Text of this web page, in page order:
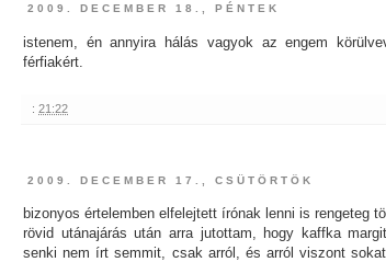
2009. DECEMBER 18., PÉNTEK
istenem, én annyira hálás vagyok az engem
férfiakért.
: 21:22
2009. DECEMBER 17., CSÜTÖRTÖK
bizonyos értelemben elfelejtett írónak lenni is rengeteg
rövid utánajárás után arra jutottam, hogy kaffka
senki nem írt semmit, csak arról, és arról viszont